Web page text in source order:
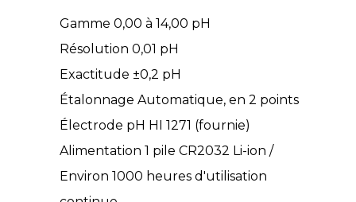
Gamme 0,00 à 14,00 pH
Résolution 0,01 pH
Exactitude ±0,2 pH
Étalonnage Automatique, en 2 points
Électrode pH HI 1271 (fournie)
Alimentation 1 pile CR2032 Li-ion /
Environ 1000 heures d'utilisation